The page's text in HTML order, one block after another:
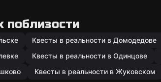
поблизости
Квесты в реальности в Домодедове
Квесты в реальности в Одинцове
Квесты в реальности в Жуковском